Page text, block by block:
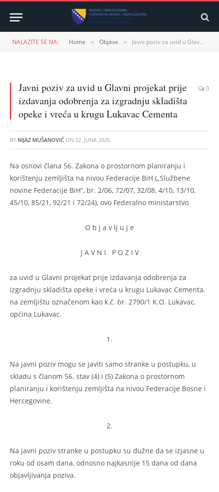
NALAZITE SE NA: Home » Objave » Javni poziv za uvid u Glavni projekat prije izdavanja odobrenja za izgradnju skladišta opeke i vreća u krugu Lukavac Cementa
Javni poziv za uvid u Glavni projekat prije
izdavanja odobrenja za izgradnju skladišta
opeke i vreća u krugu Lukavac Cementa
0
BY NIJAZ MUŠANOVIĆ ON 22. JUNA 2026.
Na osnovi člana 56. Zakona o prostornom planiranju i
korištenju zemljišta na nivou Federacije BiH („Službene
novine Federacije BiH“, br. 2/06, 72/07, 32/08, 4/10, 13/10,
45/10, 85/21, 92/21 i 72/24), ovo Federalno ministarstvo
O b j a v lj u j e
J A V N I P O Z I V
za uvid u Glavni projekat prije izdavanja odobrenja za
izgradnju skladišta opeke i vreća u krugu Lukavac Cementa,
na zemljištu označenom kao k.č. br. 2790/1 K.O. Lukavac,
općina Lukavac.
1.
Na javni poziv mogu se javiti samo stranke u postupku, u
skladu s članom 56. stav (4) i (5) Zakona o prostornom
planiranju i korištenju zemljišta na nivou Federacije Bosne i
Hercegovine.
2.
Na javni poziv stranke u postupku su dužne da se izjasne u
roku od osam dana, odnosno najkasnije 15 dana od dana
objavljivanja poziva.